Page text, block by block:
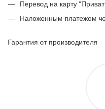
Перевод на карту
Наложенным платежом
Гарантия от производителя